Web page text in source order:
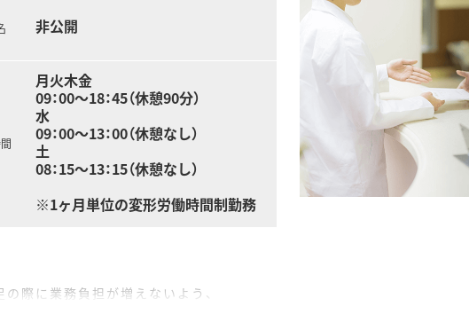
非公開
月火木金
09：00～18：45（休憩90分）
水
09：00～13：00（休憩なし）
土
08：15～13：15（休憩なし）
※1ヶ月単位の変形労働時間制勤務
際に業務負担が増えないよう、